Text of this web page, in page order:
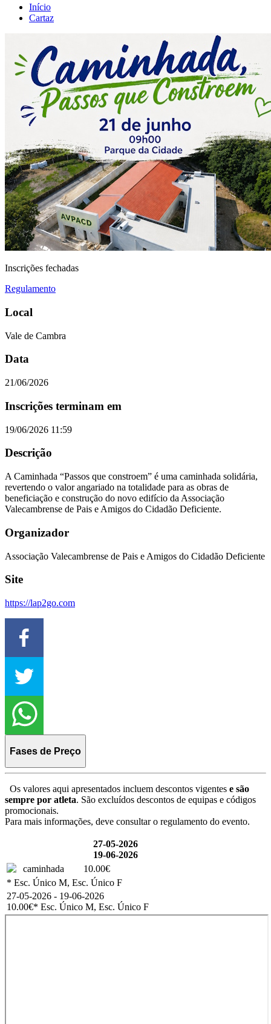
Início
Cartaz
Inscrições fechadas
Regulamento
Local
Vale de Cambra
Data
21/06/2026
Inscrições terminam em
19/06/2026 11:59
Descrição
A Caminhada “Passos que constroem” é uma caminhada solidária,
revertendo o valor angariado na totalidade para as obras de
beneficiação e construção do novo edifício da Associação
Valecambrense de Pais e Amigos do Cidadão Deficiente.
Organizador
Associação Valecambrense de Pais e Amigos do Cidadão Deficiente
Site
https://lap2go.com
Fases de Preço
Os valores aqui apresentados incluem descontos vigentes e são
sempre por atleta. São excluídos descontos de equipas e códigos
promocionais.
Para mais informações, deve consultar o regulamento do evento.
27-05-2026
19-06-2026
caminhada
10.00€
* Esc. Único M, Esc. Único F
27-05-2026 - 19-06-2026
10.00€* Esc. Único M, Esc. Único F